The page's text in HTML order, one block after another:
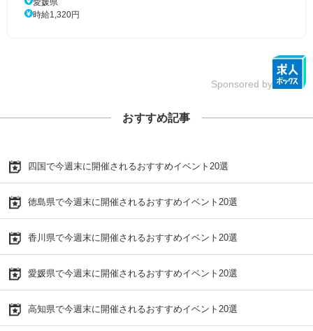
愛媛県
時給1,320円
Sponsored by
おすすめ記事
四国で今週末に開催されるおすすめイベント20選
徳島県で今週末に開催されるおすすめイベント20選
香川県で今週末に開催されるおすすめイベント20選
愛媛県で今週末に開催されるおすすめイベント20選
高知県で今週末に開催されるおすすめイベント20選